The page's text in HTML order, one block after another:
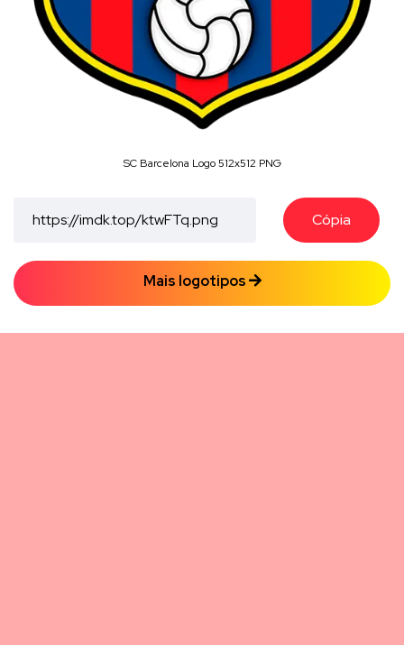
SC Barcelona Logo 512x512 PNG
Cópia
Mais logotipos